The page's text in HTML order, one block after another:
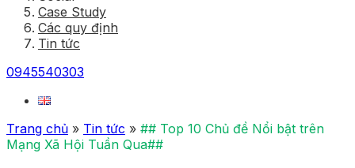
Case Study
Các quy định
Tin tức
0945540303
Trang chủ » Tin tức » ## Top 10 Chủ đề Nổi bật trên
Mạng Xã Hội Tuần Qua##